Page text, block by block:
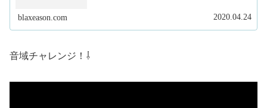
blaxeason.com 2020.04.24
音域チャレンジ！⇩